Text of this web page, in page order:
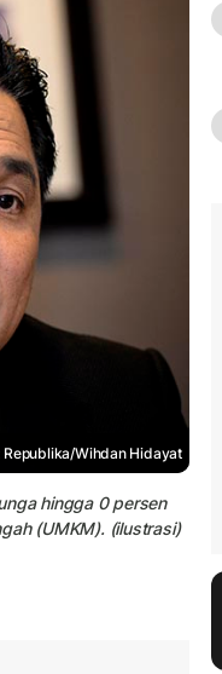
Republika/Wihdan Hidayat
hingga 0 persen
(UMKM). (ilustrasi)